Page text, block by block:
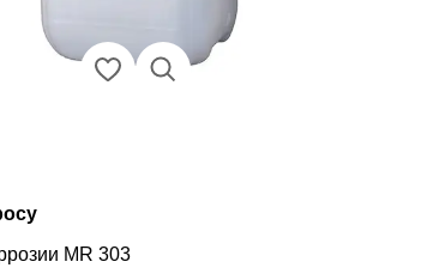
MR 303